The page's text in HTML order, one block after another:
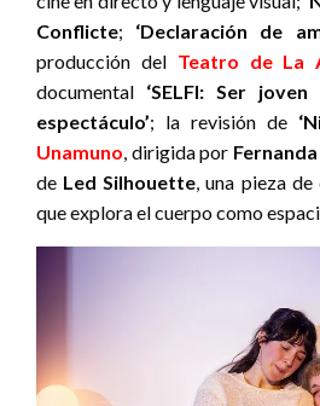
Conflicte; ‘Declaración de
producción del Teatro de La
documental ‘SELFI: Ser joven
espectáculo’; la revisión de
Unamuno, dirigida por
de Led Silhouette, una pieza
que explora el cuerpo como